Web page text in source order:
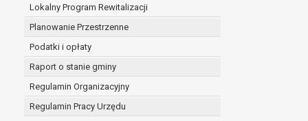
Lokalny Program Rewitalizacji
Planowanie Przestrzenne
Podatki i opłaty
Raport o stanie gminy
Regulamin Organizacyjny
Regulamin Pracy Urzędu
W przypadku, gdy dane osobowe przetwarzane są na
W przypadku, gdy dane osobowe przetwarzane są w
czasie w zakresie wymaganym przez przepisy prawa
rozliczeniu umowy, do czasu wycofania tej zgody.
Ponadto w przypadku umów o dofinansowanie dane
beneficjentem a określoną instytucją, trwałości
W związku z przetwarzaniem przez administratora
prawo dostępu do treści danych oraz